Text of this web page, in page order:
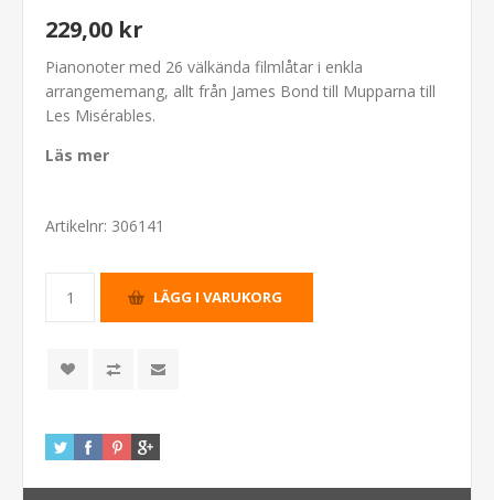
229,00 kr
Pianonoter med 26 välkända filmlåtar i enkla
arrangememang, allt från James Bond till Mupparna till
Les Misérables.
Läs mer
Artikelnr: 306141